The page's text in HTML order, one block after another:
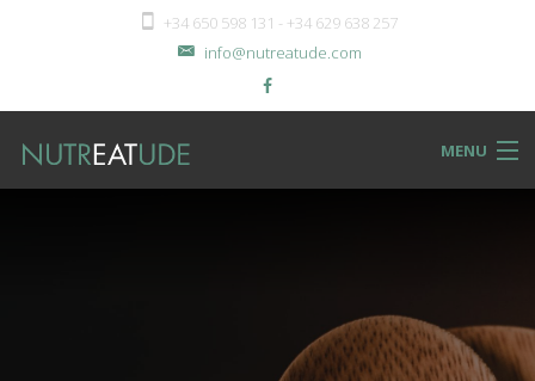
+34 650 598 131 - +34 629 638 257
info@nutreatude.com
MENU